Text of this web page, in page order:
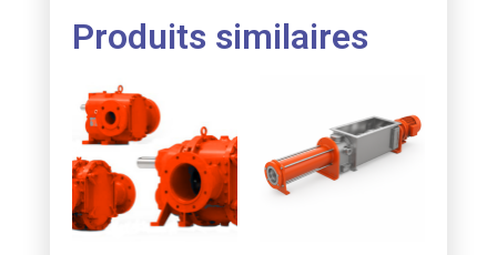
Produits similaires